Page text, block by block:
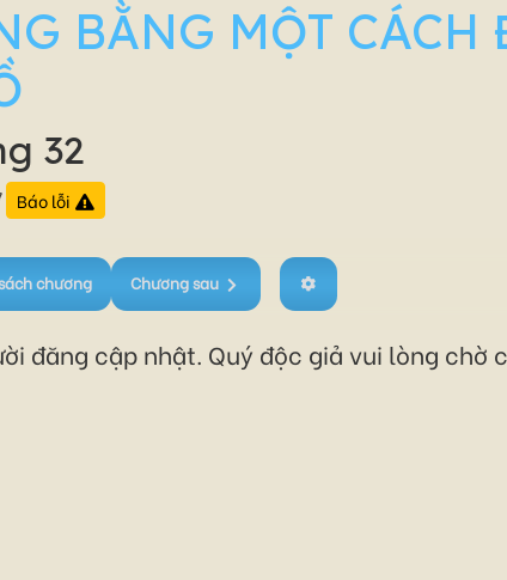
BẰNG MỘT CÁCH
32
Báo lỗi
chương Chương sau
đăng cập nhật. Quý độc giả vui lòng chờ